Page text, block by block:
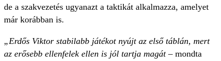
de a szakvezetés ugyanazt a taktikát alkalmazza, amelyet
már korábban is.
„Erdős Viktor stabilabb játékot nyújt az első táblán, mert
az erősebb ellenfelek ellen is jól tartja magát – mondta